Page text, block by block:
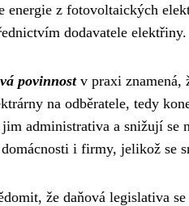
energie z fotovoltaických
dodavatele elektřiny.
povinnostv praxi znamená,
na odběratele, tedy
jim administrativa a snižují
i firmy, jelikož se
že daňová legislativa